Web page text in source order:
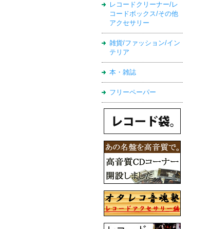
レコードクリーナー/レ
コードボックス/その他
アクセサリー
雑貨/ファッション/イン
テリア
本・雑誌
フリーペーパー